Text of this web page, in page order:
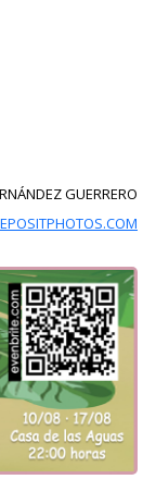
GUERRERO